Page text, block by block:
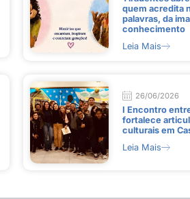
quem acredita
palavras, da
conhecimento
Leia Mais
26/06/2026
I Encontro
fortalece
culturais em
Leia Mais